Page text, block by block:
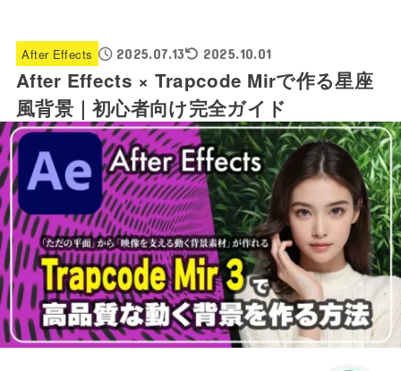
After Effects 2025.07.13 2025.10.01
After Effects × Trapcode Mirで作る星座
風背景｜初心者向け完全ガイド